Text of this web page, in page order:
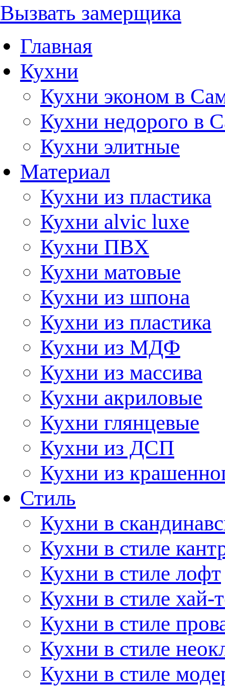
Вызвать замерщика
Главная
Кухни
Кухни эконом в
Кухни недорого в
Кухни элитные
Материал
Кухни из пластика
Кухни alvic luxe
Кухни ПВХ
Кухни матовые
Кухни из шпона
Кухни из пластика
Кухни из МДФ
Кухни из массива
Кухни акриловые
Кухни глянцевые
Кухни из ДСП
Кухни из
Стиль
Кухни в
Кухни в стиле
Кухни в стиле лофт
Кухни в стиле хай-
Кухни в стиле
Кухни в стиле
Кухни в стиле